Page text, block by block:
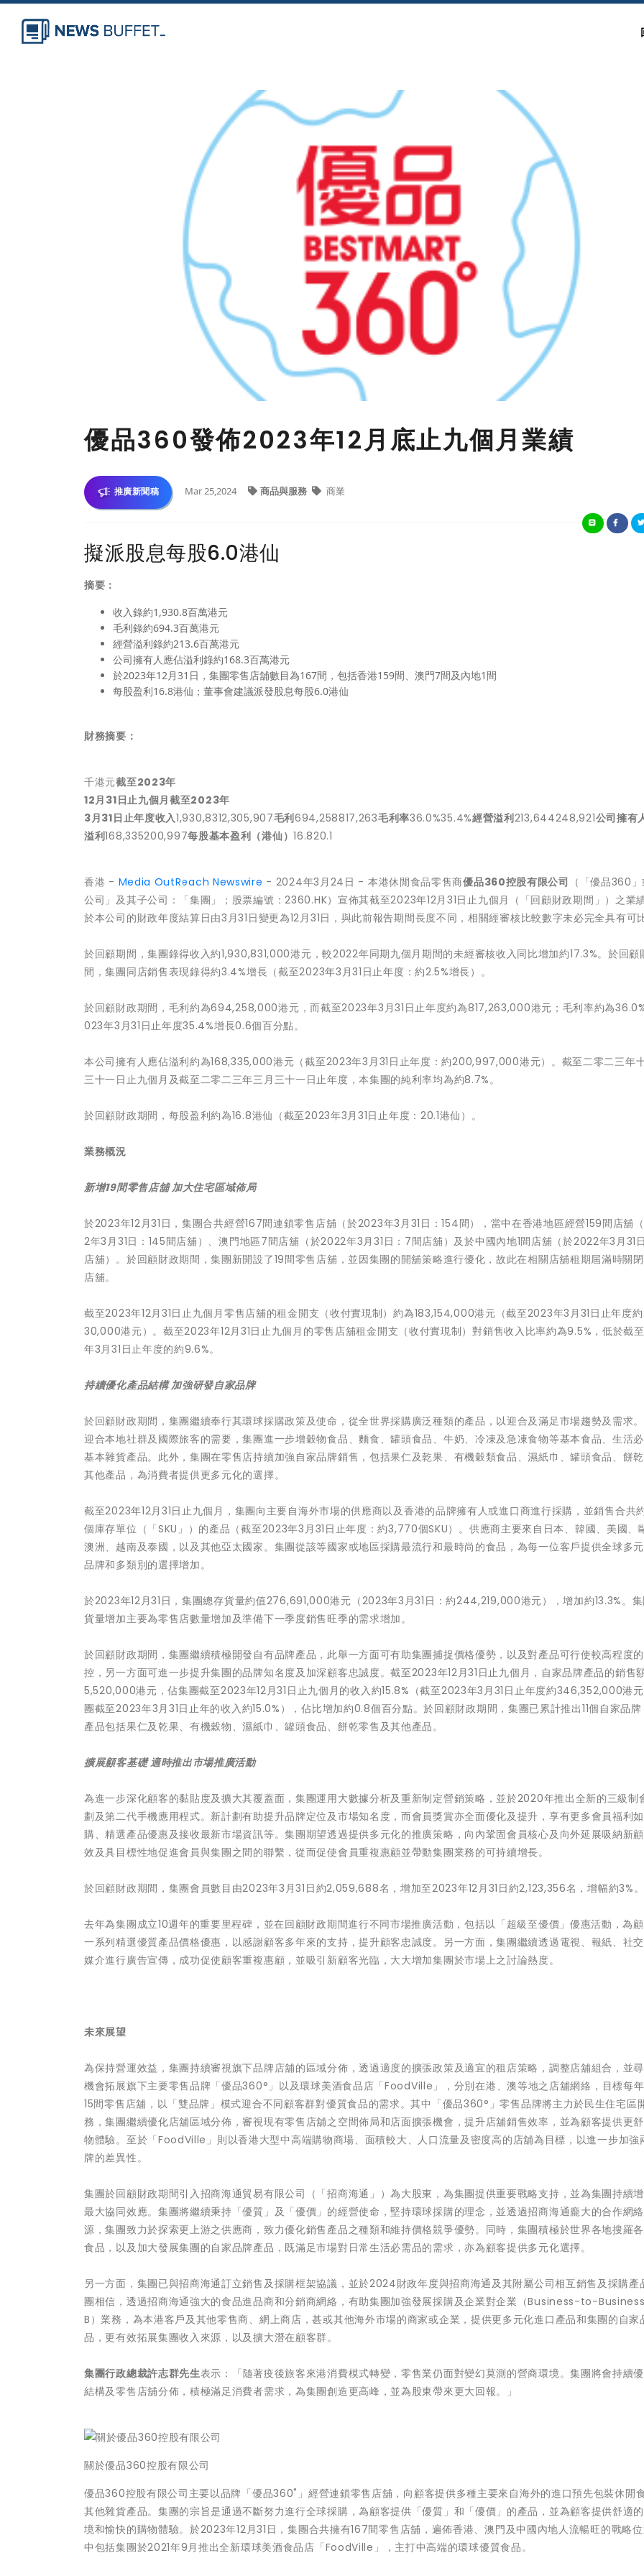
優品360發佈2023年12月底止九個月業績
推廣新聞稿 Mar 25,2024 商品與服務 商業
擬派股息每股6.0港仙
摘要：
收入錄約1,930.8百萬港元
毛利錄約694.3百萬港元
經營溢利錄約213.6百萬港元
公司擁有人應佔溢利錄約168.3百萬港元
於2023年12月31日，集團零售店舖數目為167間，包括香港159間、澳門7間及內地1間
每股盈利16.8港仙；董事會建議派發股息每股6.0港仙
財務摘要：
千港元截至2023年
12月 31日止九個月截至2023年
3月31日止年度收入1,930,8312,305,907毛利694,258817,263毛利率36.0%35.4%經營溢利213,644248,921公司擁有
溢利168,335200,997每股基本盈利（港仙）16.820.1
香港 - Media OutReach Newswire - 2024年3月24日 - 本港休閒食品零售商優品360控股有限公司 （「優品360
公司」及其子公司：「集團」；股票編號：2360.HK）宣佈其截至2023年12月31日止九個月（「回顧財政期間」）之業
於本公司的財政年度結算日由3月31日變更為12月31日，與此前報告期間長度不同，相關經審核比較數字未必完全具有可比
於回顧期間，集團錄得收入約1,930,831,000港元，較2022年同期九個月期間的未經審核收入同比增加約17.3%。於回顧
間，集團同店銷售表現錄得約3.4%增長（截至2023年3月31日止年度：約2.5%增長）。
於回顧財政期間，毛利約為694,258,000港元，而截至2023年3月31日止年度約為817,263,000港元；毛利率約為
023年3月31日止年度35.4%增長0.6個百分點。
本公司擁有人應佔溢利約為168,335,000港元（截至2023年3月31日止年度：約200,997,000港元）。截至二零二三年
三十一日止九個月及截至二零二三年三月三十一日止年度，本集團的純利率均為約8.7%。
於回顧財政期間，每股盈利約為16.8港仙（截至2023年3月31日止年度：20.1港仙）。
業務概況
新增19間零售店舖 加大住宅區域佈局
於2023年12月31日，集團合共經營167間連鎖零售店舖（於2023年3月31日：154間），當中在香港地區經營159間店舖
2年3月31日：145間店舖）、澳門地區7間店舖（於2022年3月31日：7間店舖）及於中國內地1間店舖（於2022年3月31
店舖）。於回顧財政期間，集團新開設了19間零售店舖，並因集團的開舖策略進行優化，故此在相關店舖租期屆滿時關
店舖。
截至2023年12月31日止九個月零售店舖的租金開支（收付實現制）約為183,154,000港元（截至2023年3月31日止年度
30,000港元）。截至2023年12月31日止九個月的零售店舖租金開支（收付實現制）對銷售收入比率約為9.5%，低於截
年3月31日止年度的約9.6%。
持續優化產品結構 加強研發自家品牌
於回顧財政期間，集團繼續奉行其環球採購政策及使命，從全世界採購廣泛種類的產品，以迎合及滿足市場趨勢及需求
迎合本地社群及國際旅客的需要，集團進一步增穀物食品、麵食、罐頭食品、牛奶、冷凍及急凍食物等基本食品、生活必
基本雜貨產品。此外，集團在零售店持續加強自家品牌銷售，包括果仁及乾果、有機穀類食品、濕紙巾、罐頭食品、餅
其他產品，為消費者提供更多元化的選擇。
截至2023年12月31日止九個月，集團向主要自海外市場的供應商以及香港的品牌擁有人或進口商進行採購，並銷售合共
個庫存單位（「SKU」）的產品（截至2023年3月31日止年度：約3,770個SKU）。供應商主要來自日本、韓國、美國、
澳洲、越南及泰國，以及其他亞太國家。集團從該等國家或地區採購最流行和最時尚的食品，為每一位客戶提供全球多
品牌和多類別的選擇增加。
於2023年12月31日，集團總存貨量約值276,691,000港元（2023年3月31日：約244,219,000港元），增加約13.3%。
貨量增加主要為零售店數量增加及準備下一季度銷售旺季的需求增加。
於回顧財政期間，集團繼續積極開發自有品牌產品，此舉一方面可有助集團捕捉價格優勢，以及對產品可行使較高程度
控，另一方面可進一步提升集團的品牌知名度及加深顧客忠誠度。截至2023年12月31日止九個月，自家品牌產品的銷售
5,520,000港元，佔集團截至2023年12月31日止九個月的收入約15.8%（截至2023年3月31日止年度約346,352,000港
團截至2023年3月31日止年的收入約15.0%），佔比增加約0.8個百分點。於回顧財政期間，集團已累計推出11個自家品
產品包括果仁及乾果、有機穀物、濕紙巾、罐頭食品、餅乾零售及其他產品。
擴展顧客基礎 適時推出市場推廣活動
為進一步深化顧客的黏貼度及擴大其覆蓋面，集團運用大數據分析及重新制定營銷策略，並於2020年推出全新的三級制
劃及第二代手機應用程式。新計劃有助提升品牌定位及市場知名度，而會員獎賞亦全面優化及提升，享有更多會員福利
購、精選產品優惠及接收最新市場資訊等。集團期望透過提供多元化的推廣策略，向內鞏固會員核心及向外延展吸納新
效及具目標性地促進會員與集團之間的聯繫，從而促使會員重複惠顧並帶動集團業務的可持續增長。
於回顧財政期間，集團會員數目由2023年3月31日約2,059,688名，增加至2023年12月31日約2,123,356名，增幅約3%。
去年為集團成立10週年的重要里程碑，並在回顧財政期間進行不同市場推廣活動，包括以「超級至優價」優惠活動，為
一系列精選優質產品價格優惠，以感謝顧客多年來的支持，提升顧客忠誠度。另一方面，集團繼續透過電視、報紙、社
媒介進行廣告宣傳，成功促使顧客重複惠顧，並吸引新顧客光臨，大大增加集團於市場上之討論熱度。
未來展望
為保持營運效益，集團持續審視旗下品牌店舖的區域分佈，透過適度的擴張政策及適宜的租店策略，調整店舖組合，並
機會拓展旗下主要零售品牌「優品360°」以及環球美酒食品店「FoodVille」，分別在港、澳等地之店舖網絡，目標每
15間零售店舖，以「雙品牌」模式迎合不同顧客群對優質食品的需求。其中「優品360°」零售品牌將主力於民生住宅區
務，集團繼續優化店舖區域分佈，審視現有零售店舖之空間佈局和店面擴張機會，提升店舖銷售效率，並為顧客提供更
物體驗。至於「FoodVille」則以香港大型中高端購物商場、面積較大、人口流量及密度高的店舖為目標，以進一步加強
牌的差異性。
集團於回顧財政期間引入招商海通貿易有限公司（「招商海通」）為大股東，為集團提供重要戰略支持，並為集團持續
最大協同效應。集團將繼續秉持「優質」及「優價」的經營使命，堅持環球採購的理念，並透過招商海通龐大的合作網
源，集團致力於探索更上游之供應商，致力優化銷售產品之種類和維持價格競爭優勢。同時，集團積極於世界各地搜羅
食品，以及加大發展集團的自家品牌產品，既滿足市場對日常生活必需品的需求，亦為顧客提供多元化選擇。
另一方面，集團已與招商海通訂立銷售及採購框架協議，並於2024財政年度與招商海通及其附屬公司相互銷售及採購產
團相信，透過招商海通強大的食品進品商和分銷商網絡，有助集團加強發展採購及企業對企業（Business-to-
B）業務，為本港客戶及其他零售商、網上商店，甚或其他海外市場的商家或企業，提供更多元化進口產品和集團的自家
品，更有效拓展集團收入來源，以及擴大潛在顧客群。
集團行政總裁許志群先生表示：「隨著疫後旅客來港消費模式轉變，零售業仍面對變幻莫測的營商環境。集團將會持續
結構及零售店舖分佈，積極滿足消費者需求，為集團創造更高峰，並為股東帶來更大回報。」
關於優品360控股有限公司
優品360控股有限公司主要以品牌「優品360˚」經營連鎖零售店舖，向顧客提供多種主要來自海外的進口預先包裝休閒
其他雜貨產品。集團的宗旨是通過不斷努力進行全球採購，為顧客提供「優質」和「優價」的產品，並為顧客提供舒適
境和愉快的購物體驗。於2023年12月31日，集團合共擁有167間零售店舖，遍佈香港、澳門及中國內地人流暢旺的戰略
中包括集團於2021年9月推出全新環球美酒食品店「FoodVille」，主打中高端的環球優質食品。